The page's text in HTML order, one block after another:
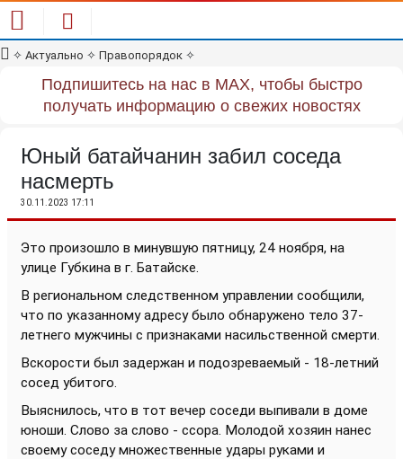
✧ Актуально ✧ Правопорядок ✧
Подпишитесь на нас в MAX, чтобы быстро
получать информацию о свежих новостях
Юный батайчанин забил соседа
насмерть
30.11.2023 17:11
Это произошло в минувшую пятницу, 24 ноября, на
улице Губкина в г. Батайске.
В региональном следственном управлении сообщили,
что по указанному адресу было обнаружено тело 37-
летнего мужчины с признаками насильственной смерти.
Вскорости был задержан и подозреваемый - 18-летний
сосед убитого.
Выяснилось, что в тот вечер соседи выпивали в доме
юноши. Слово за слово - ссора. Молодой хозяин нанес
своему соседу множественные удары руками и